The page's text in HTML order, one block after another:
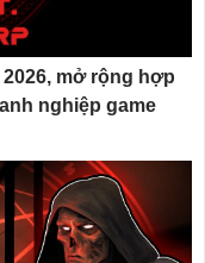
mở rộng hợp
nghiệp game